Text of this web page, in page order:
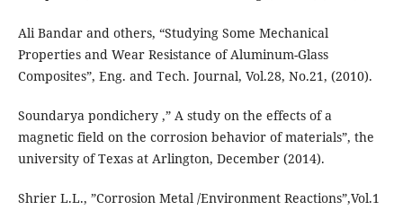
Ali Bandar and others, “Studying Some Mechanical
Properties and Wear Resistance of Aluminum-Glass
Composites”, Eng. and Tech. Journal, Vol.28, No.21, (2010).
Soundarya pondichery ,” A study on the effects of a
magnetic field on the corrosion behavior of materials”, the
university of Texas at Arlington, December (2014).
Shrier L.L., ”Corrosion Metal /Environment Reactions”,Vol.1